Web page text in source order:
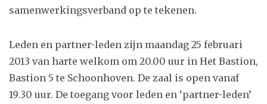
samenwerkingsverband op te tekenen.
Leden en partner-leden zijn maandag 25 februari
2013 van harte welkom om 20.00 uur in Het Bastion,
Bastion 5 te Schoonhoven. De zaal is open vanaf
19.30 uur. De toegang voor leden en ‘partner-leden’